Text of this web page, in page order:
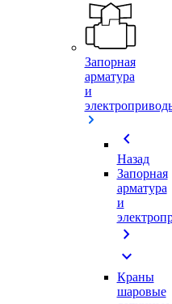
Запорная
арматура
и
chevron_left
Назад
Запорная
арматура
и
chevron_right
expand_more
Краны
шаровые